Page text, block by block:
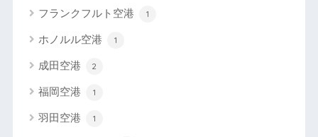
フランクフルト空港 1
ホノルル空港 1
成田空港 2
福岡空港 1
羽田空港 1